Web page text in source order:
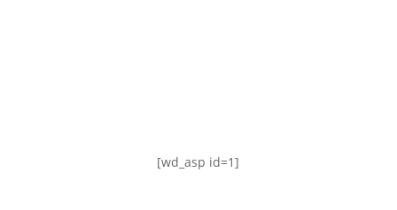
[wd_asp id=1]